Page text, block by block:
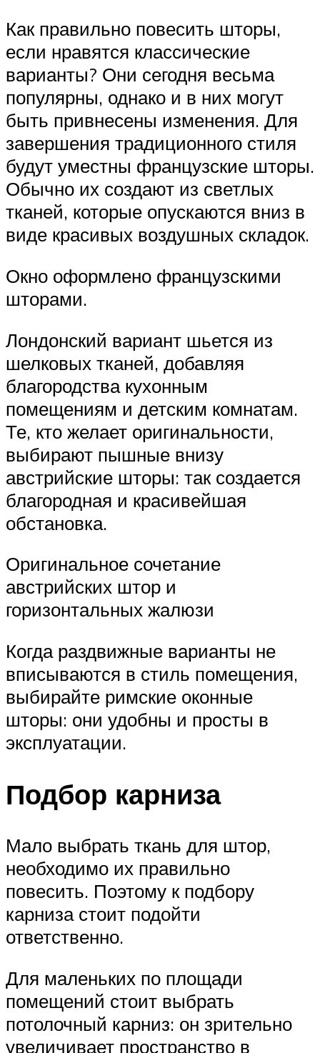
Как правильно повесить шторы,
если нравятся классические
варианты? Они сегодня весьма
популярны, однако и в них могут
быть привнесены изменения. Для
завершения традиционного стиля
будут уместны французские шторы.
Обычно их создают из светлых
тканей, которые опускаются вниз в
виде красивых воздушных складок.
Окно оформлено французскими
шторами.
Лондонский вариант шьется из
шелковых тканей, добавляя
благородства кухонным
помещениям и детским комнатам.
Те, кто желает оригинальности,
выбирают пышные внизу
австрийские шторы: так создается
благородная и красивейшая
обстановка.
Оригинальное сочетание
австрийских штор и
горизонтальных жалюзи
Когда раздвижные варианты не
вписываются в стиль помещения,
выбирайте римские оконные
шторы: они удобны и просты в
эксплуатации.
Подбор карниза
Мало выбрать ткань для штор,
необходимо их правильно
повесить. Поэтому к подбору
карниза стоит подойти
ответственно.
Для маленьких по площади
помещений стоит выбрать
потолочный карниз: он зрительно
увеличивает пространство в